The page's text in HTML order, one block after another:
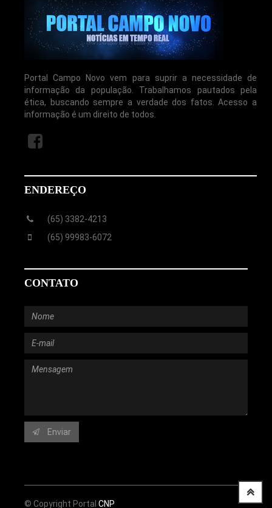
Portal Campo Novo vem para suprir a necessidade de
informação da população. Trabalhamos pautados pela
ética, buscando sempre a verdade dos fatos. Acesso a
informação é um direito de todos.
ENDEREÇO
(65) 3382-4213
(65) 99983-6072
CONTATO
Enviar
© Copyright Portal CNP